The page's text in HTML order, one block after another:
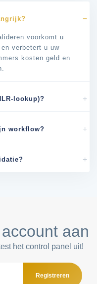
voorkomt u
verbetert u uw
kosten geld en
lookup)?
workflow?
aan
het control panel uit!
Registreren